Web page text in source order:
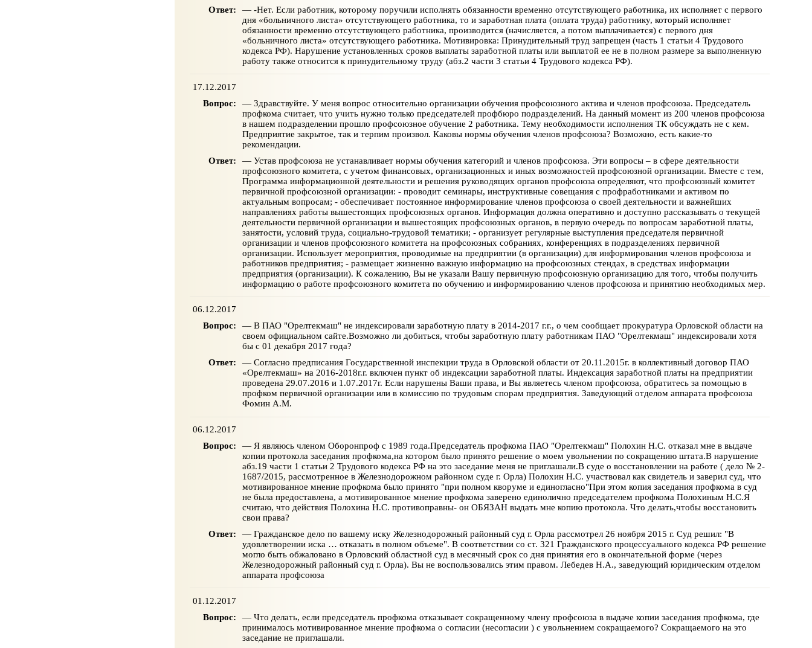
Ответ:
— -Нет. Если работник, которому поручили исполнять обязанности временно отсутствующего работника, их исполняет с первого
дня «больничного листа» отсутствующего работника, то и заработная плата (оплата труда) работнику, который исполняет
обязанности временно отсутствующего работника, производится (начисляется, а потом выплачивается) с первого дня
«больничного листа» отсутствующего работника. Мотивировка: Принудительный труд запрещен (часть 1 статьи 4 Трудового
кодекса РФ). Нарушение установленных сроков выплаты заработной платы или выплатой ее не в полном размере за выполненную
работу также относится к принудительному труду (абз.2 части 3 статьи 4 Трудового кодекса РФ).
17.12.2017
Вопрос:
— Здравствуйте. У меня вопрос относительно организации обучения профсоюзного актива и членов профсоюза. Председатель
профкома считает, что учить нужно только председателей профбюро подразделений. На данный момент из 200 членов профсоюза
в нашем подразделении прошло профсоюзное обучение 2 работника. Тему необходимости исполнения ТК обсуждать не с кем.
Предприятие закрытое, так и терпим произвол. Каковы нормы обучения членов профсоюза? Возможно, есть какие-то
рекомендации.
Ответ:
— Устав профсоюза не устанавливает нормы обучения категорий и членов профсоюза. Эти вопросы – в сфере деятельности
профсоюзного комитета, с учетом финансовых, организационных и иных возможностей профсоюзной организации. Вместе с тем,
Программа информационной деятельности и решения руководящих органов профсоюза определяют, что профсоюзный комитет
первичной профсоюзной организации: - проводит семинары, инструктивные совещания с профработниками и активом по
актуальным вопросам; - обеспечивает постоянное информирование членов профсоюза о своей деятельности и важнейших
направлениях работы вышестоящих профсоюзных органов. Информация должна оперативно и доступно рассказывать о текущей
деятельности первичной организации и вышестоящих профсоюзных органов, в первую очередь по вопросам заработной платы,
занятости, условий труда, социально-трудовой тематики; - организует регулярные выступления председателя первичной
организации и членов профсоюзного комитета на профсоюзных собраниях, конференциях в подразделениях первичной
организации. Использует мероприятия, проводимые на предприятии (в организации) для информирования членов профсоюза и
работников предприятия; - размещает жизненно важную информацию на профсоюзных стендах, в средствах информации
предприятия (организации). К сожалению, Вы не указали Вашу первичную профсоюзную организацию для того, чтобы получить
информацию о работе профсоюзного комитета по обучению и информированию членов профсоюза и принятию необходимых мер.
06.12.2017
Вопрос:
— В ПАО "Орелтекмаш" не индексировали заработную плату в 2014-2017 г.г., о чем сообщает прокуратура Орловской области на
своем официальном сайте.Возможно ли добиться, чтобы заработную плату работникам ПАО "Орелтекмаш" индексировали хотя
бы с 01 декабря 2017 года?
Ответ:
— Согласно предписания Государственной инспекции труда в Орловской области от 20.11.2015г. в коллективный договор ПАО
«Орелтекмаш» на 2016-2018г.г. включен пункт об индексации заработной платы. Индексация заработной платы на предприятии
проведена 29.07.2016 и 1.07.2017г. Если нарушены Ваши права, и Вы являетесь членом профсоюза, обратитесь за помощью в
профком первичной организации или в комиссию по трудовым спорам предприятия. Заведующий отделом аппарата профсоюза
Фомин А.М.
06.12.2017
Вопрос:
— Я являюсь членом Оборонпроф с 1989 года.Председатель профкома ПАО "Орелтекмаш" Полохин Н.С. отказал мне в выдаче
копии протокола заседания профкома,на котором было принято решение о моем увольнении по сокращению штата.В нарушение
абз.19 части 1 статьи 2 Трудового кодекса РФ на это заседание меня не приглашали.В суде о восстановлении на работе ( дело № 2-
1687/2015, рассмотренное в Железнодорожном районном суде г. Орла) Полохин Н.С. участвовал как свидетель и заверил суд, что
мотивированное мнение профкома было принято "при полном кворуме и единогласно"При этом копия заседания профкома в суд
не была предоставлена, а мотивированное мнение профкома заверено единолично председателем профкома Полохиным Н.С.Я
считаю, что действия Полохина Н.С. противоправны- он ОБЯЗАН выдать мне копию протокола. Что делать,чтобы восстановить
свои права?
Ответ:
— Гражданское дело по вашему иску Железнодорожный районный суд г. Орла рассмотрел 26 ноября 2015 г. Суд решил: "В
удовлетворении иска … отказать в полном объеме". В соответствии со ст. 321 Гражданского процессуального кодекса РФ решение
могло быть обжаловано в Орловский областной суд в месячный срок со дня принятия его в окончательной форме (через
Железнодорожный районный суд г. Орла). Вы не воспользовались этим правом. Лебедев Н.А., заведующий юридическим отделом
аппарата профсоюза
01.12.2017
Вопрос:
— Что делать, если председатель профкома отказывает сокращенному члену профсоюза в выдаче копии заседания профкома, где
принималось мотивированное мнение профкома о согласии (несогласии ) с увольнением сокращаемого? Сокращаемого на это
заседание не приглашали.